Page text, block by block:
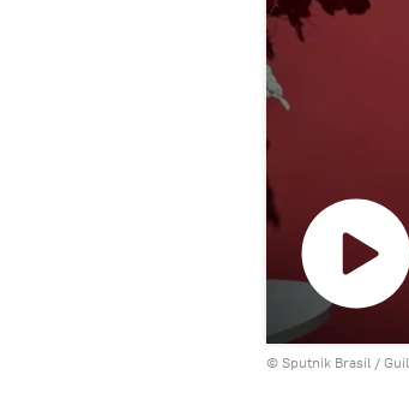
o
vídeo
© Sputnik Brasil /